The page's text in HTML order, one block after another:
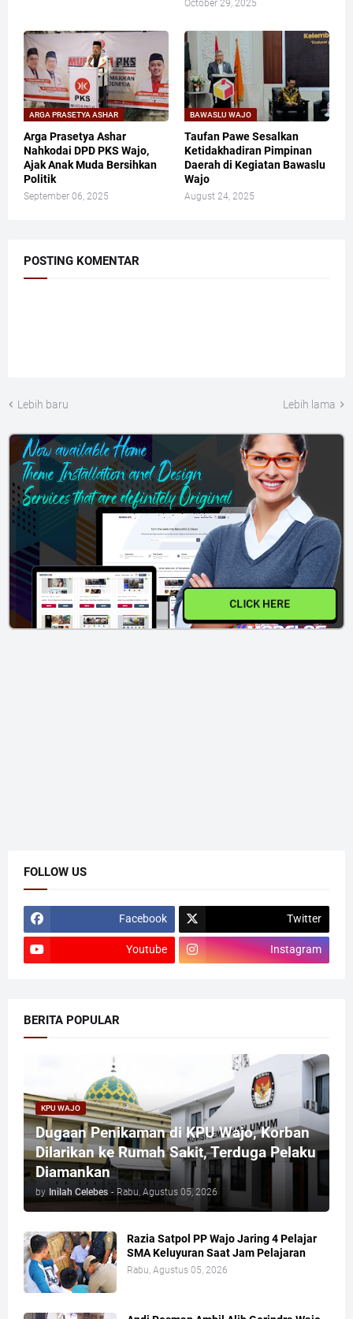
October 29, 2025
ARGA PRASETYA ASHAR
​Arga Prasetya Ashar
Nahkodai DPD PKS Wajo,
Ajak Anak Muda Bersihkan
Politik
September 06, 2025
BAWASLU WAJO
Taufan Pawe Sesalkan
Ketidakhadiran Pimpinan
Daerah di Kegiatan Bawaslu
Wajo
August 24, 2025
POSTING KOMENTAR
Lebih baru Lebih lama
CLICK HERE
FOLLOW US
Facebook Twitter
Youtube Instagram
BERITA POPULAR
KPU WAJO
Dugaan Penikaman di KPU Wajo, Korban
Dilarikan ke Rumah Sakit, Terduga Pelaku
Diamankan
by Inilah Celebes - Rabu, Agustus 05, 2026
Razia Satpol PP Wajo Jaring 4 Pelajar
SMA Keluyuran Saat Jam Pelajaran
Rabu, Agustus 05, 2026